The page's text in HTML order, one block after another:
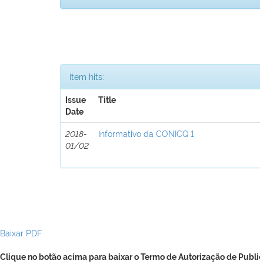
Item hits:
Issue
Date
Title
2018-
01/02
Informativo da CONICQ 1
Baixar PDF
Clique no botão acima para baixar o Termo de Autorização de